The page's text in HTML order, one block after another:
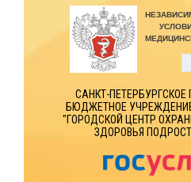
САНКТ-ПЕТЕРБУРГСКОЕ
БЮДЖЕТНОЕ
"ГОРОДСКОЙ ЦЕНТР
ЗДОРОВЬЯ